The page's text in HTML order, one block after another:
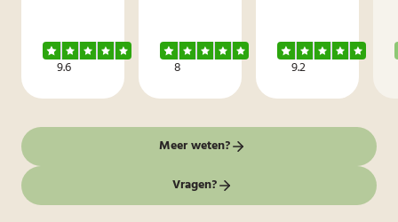
9.6 8 9.2
Meer weten?
Vragen?